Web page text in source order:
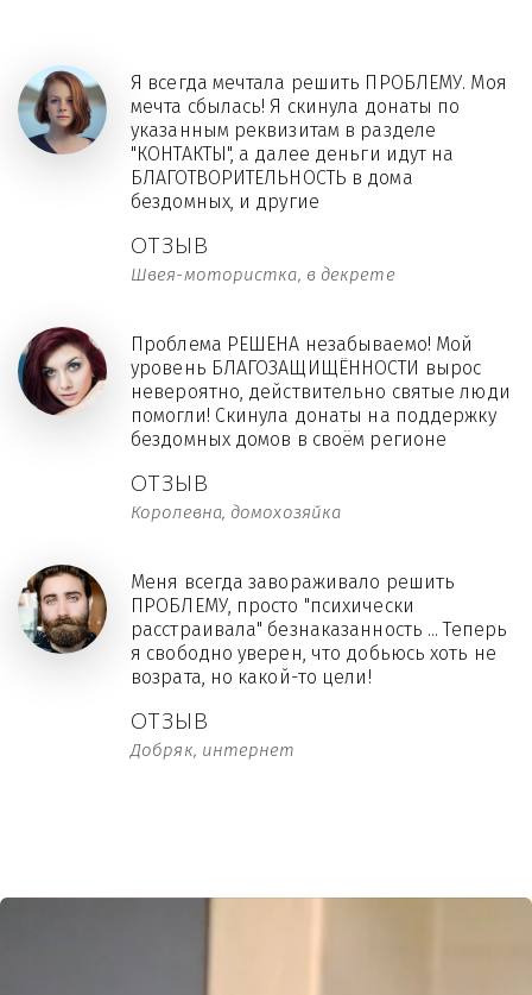
ОТЗЫВ
Швея-мотористка, в декрете
Я всегда мечтала решить ПРОБЛЕМУ. Моя
мечта сбылась! Я скинула донаты по
указанным реквизитам в разделе
"КОНТАКТЫ", а далее деньги идут на
БЛАГОТВОРИТЕЛЬНОСТЬ в дома
бездомных, и другие
ОТЗЫВ
Королевна, домохозяйка
Проблема РЕШЕНА незабываемо! Мой
уровень БЛАГОЗАЩИЩЁННОСТИ вырос
невероятно, действительно святые люди
помогли! Скинула донаты на поддержку
бездомных домов в своём регионе
ОТЗЫВ
Добряк, интернет
Меня всегда завораживало решить
ПРОБЛЕМУ, просто "психически
расстраивала" безнаказанность ... Теперь
я свободно уверен, что добьюсь хоть не
возрата, но какой-то цели!